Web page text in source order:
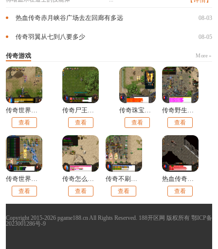
热血传奇赤月峡谷广场去左回廊有多远 08-03
传奇羽翼从七到八要多少 08-05
传奇游戏 More »
传奇世界烈火伤害计算器在哪
查看
传奇尸王洞怎么走
查看
传奇珠宝的货品怎么样
查看
传奇野生尸王多久刷新
查看
传奇世界怎么打金币
查看
传奇怎么走位打架
查看
传奇不刷怪的原因有哪些
查看
热血传奇战士双烈火怎么操作
查看
Copyright 2015-2026 pgame188.cn All Rights Reserved. 188开区网 版权所有 鄂ICP备
2023001286号-9